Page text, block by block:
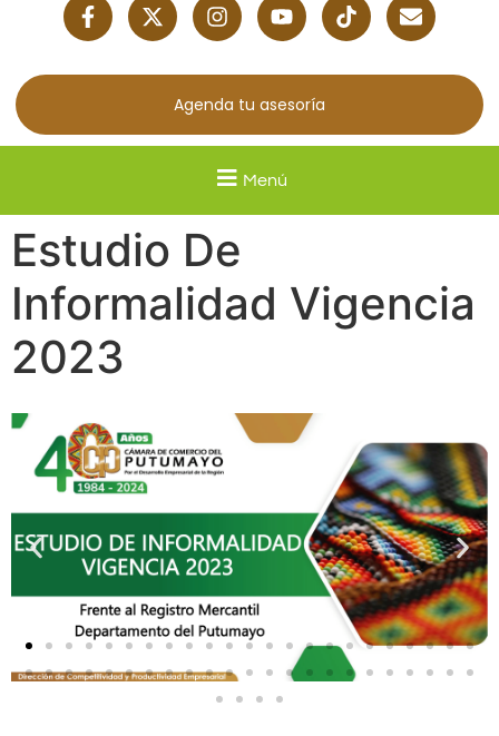
Agenda tu asesoría
Menú
Estudio De
Informalidad Vigencia
2023